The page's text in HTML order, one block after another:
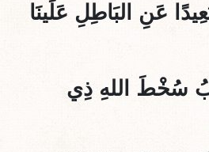
عَنِ البَاطِلِ عَلَينَا
سُخْطَ اللهِ ذِي